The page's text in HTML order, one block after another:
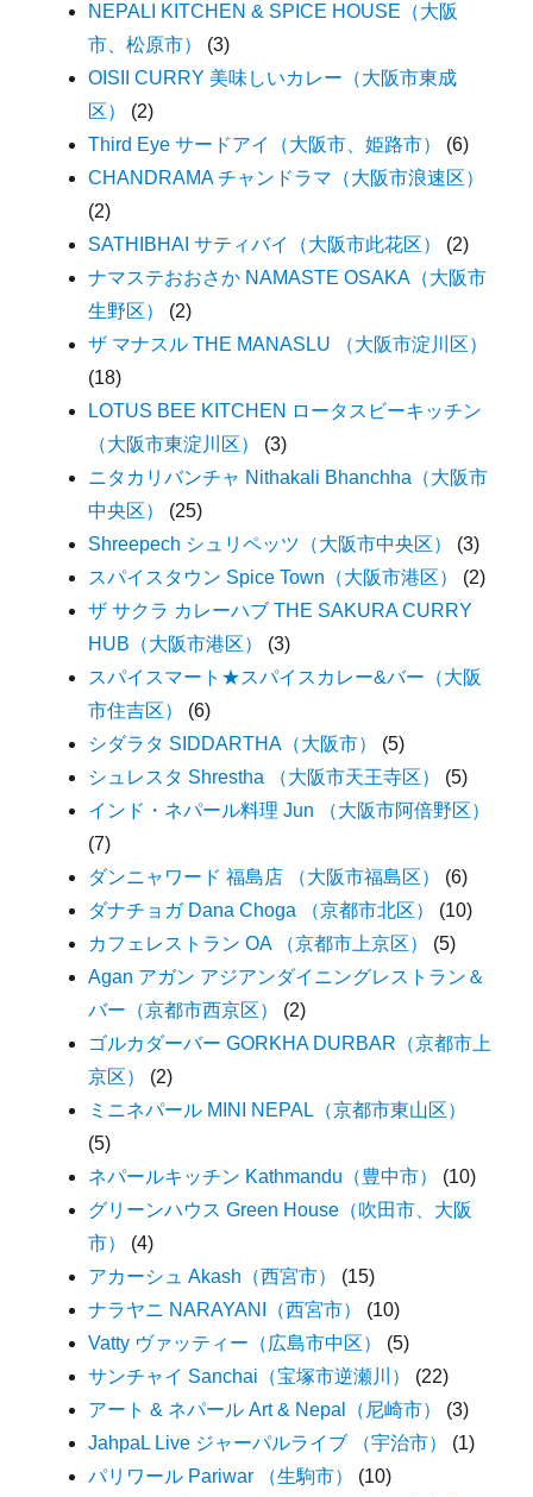
NEPALI KITCHEN & SPICE HOUSE（大阪
市、松原市）
(3)
OISII CURRY 美味しいカレー（大阪市東成
区）
(2)
Third Eye サードアイ（大阪市、姫路市）
(6)
CHANDRAMA チャンドラマ（大阪市浪速区）
(2)
SATHIBHAI サティバイ（大阪市此花区）
(2)
ナマステおおさか NAMASTE OSAKA（大阪市
生野区）
(2)
ザ マナスル THE MANASLU （大阪市淀川区）
(18)
LOTUS BEE KITCHEN ロータスビーキッチン
（大阪市東淀川区）
(3)
ニタカリバンチャ Nithakali Bhanchha（大阪市
中央区）
(25)
Shreepech シュリペッツ（大阪市中央区）
(3)
スパイスタウン Spice Town（大阪市港区）
(2)
ザ サクラ カレーハブ THE SAKURA CURRY
HUB（大阪市港区）
(3)
スパイスマート★スパイスカレー&バー（大阪
市住吉区）
(6)
シダラタ SIDDARTHA（大阪市）
(5)
シュレスタ Shrestha （大阪市天王寺区）
(5)
インド・ネパール料理 Jun （大阪市阿倍野区）
(7)
ダンニャワード 福島店 （大阪市福島区）
(6)
ダナチョガ Dana Choga （京都市北区）
(10)
カフェレストラン OA （京都市上京区）
(5)
Agan アガン アジアンダイニングレストラン＆
バー（京都市西京区）
(2)
ゴルカダーバー GORKHA DURBAR（京都市上
京区）
(2)
ミニネパール MINI NEPAL（京都市東山区）
(5)
ネパールキッチン Kathmandu（豊中市）
(10)
グリーンハウス Green House（吹田市、大阪
市）
(4)
アカーシュ Akash（西宮市）
(15)
ナラヤニ NARAYANI（西宮市）
(10)
Vatty ヴァッティー（広島市中区）
(5)
サンチャイ Sanchai（宝塚市逆瀬川）
(22)
アート & ネパール Art & Nepal（尼崎市）
(3)
JahpaL Live ジャーパルライブ （宇治市）
(1)
パリワール Pariwar （生駒市）
(10)